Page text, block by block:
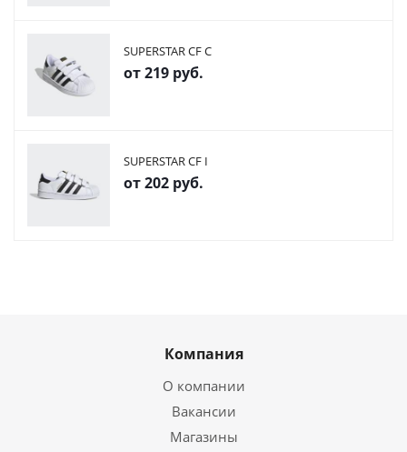
SUPERSTAR CF C
от219 руб.
SUPERSTAR CF I
от202 руб.
Компания
О компании
Вакансии
Магазины